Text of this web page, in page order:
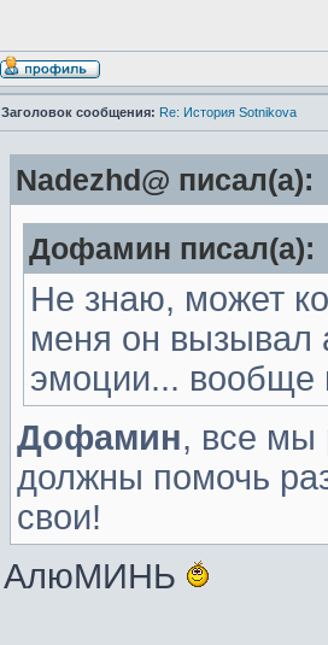
Заголовок сообщения: Re: История Sotnikova
Nadezhd@ писал(а):
Дофамин писал(а):
Не знаю, может
меня он вызывал
эмоции... вообще
Дофамин, все мы
должны помочь
свои!
АлюМИНЬ